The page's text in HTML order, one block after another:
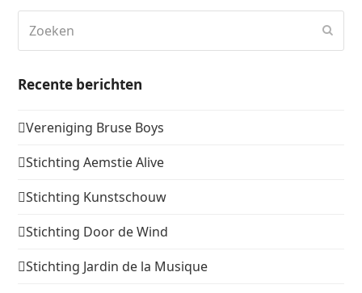
Recente berichten
Vereniging Bruse Boys
Stichting Aemstie Alive
Stichting Kunstschouw
Stichting Door de Wind
Stichting Jardin de la Musique